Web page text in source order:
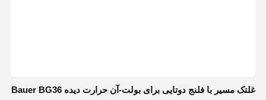
غلتک مسیر با فلنج دوتایی برای بولت-آن حرارت دیده Bauer BG36